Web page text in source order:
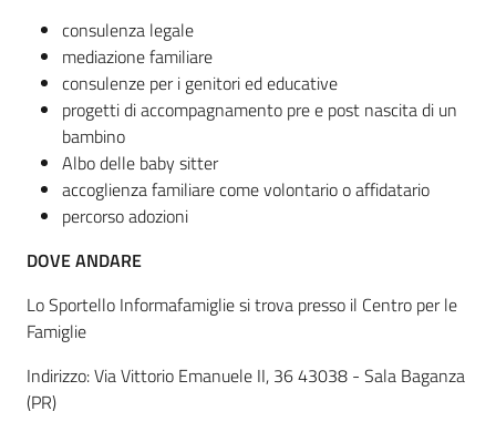
consulenza legale
mediazione familiare
consulenze per i genitori ed educative
progetti di accompagnamento pre e post nascita di un
bambino
Albo delle baby sitter
accoglienza familiare come volontario o affidatario
percorso adozioni
DOVE ANDARE
Lo Sportello Informafamiglie si trova presso il Centro per le
Famiglie
Indirizzo: Via Vittorio Emanuele II, 36 43038 - Sala Baganza
(PR)